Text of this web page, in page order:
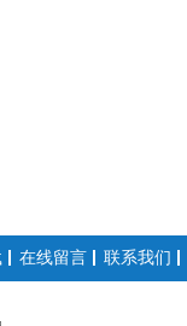
在线留言 联系我们